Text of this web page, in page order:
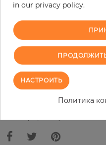
−
ЗАКАЗАТЬ
В связи с различными
иллюстрации могут отличаться
in our privacy policy.
НАСТРОИТЬ
Политика